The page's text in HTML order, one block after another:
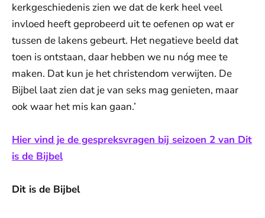
kerkgeschiedenis zien we dat de kerk heel veel
invloed heeft geprobeerd uit te oefenen op wat er
tussen de lakens gebeurt. Het negatieve beeld dat
toen is ontstaan, daar hebben we nu nóg mee te
maken. Dat kun je het christendom verwijten. De
Bijbel laat zien dat je van seks mag genieten, maar
ook waar het mis kan gaan.’
Hier vind je de gespreksvragen bij seizoen 2 van Dit
is de Bijbel
Dit is de Bijbel